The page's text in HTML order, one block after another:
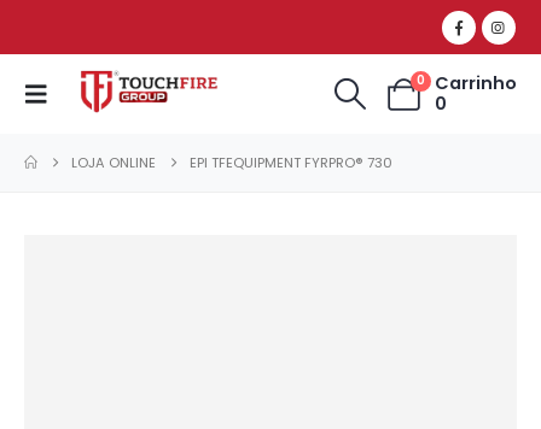
0
Carrinho
0
LOJA ONLINE EPI TFEQUIPMENT FYRPRO® 730